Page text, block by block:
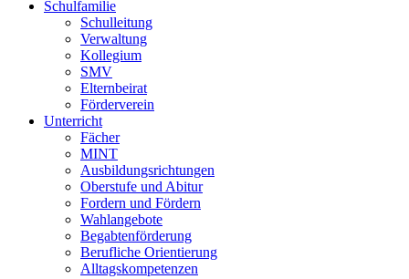
Schulfamilie
Schulleitung
Verwaltung
Kollegium
SMV
Elternbeirat
Förderverein
Unterricht
Fächer
MINT
Ausbildungsrichtungen
Oberstufe und Abitur
Fordern und Fördern
Wahlangebote
Begabtenförderung
Berufliche Orientierung
Alltagskompetenzen